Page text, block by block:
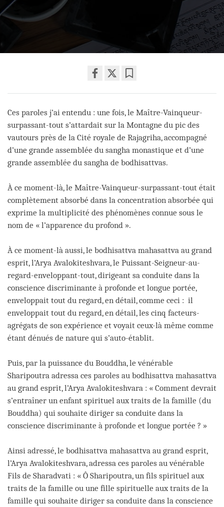
facebook
Ces paroles j’ai entendu : une fois, le Maître-Vainqueur-
surpassant-tout s’attardait sur la Montagne du pic des
vautours près de la Cité royale de Rajagriha, accompagné
d’une grande assemblée du sangha monastique et d’une
grande assemblée du sangha de bodhisattvas.
À ce moment-là, le Maître-Vainqueur-surpassant-tout était
complètement absorbé dans la concentration absorbée qui
exprime la multiplicité des phénomènes connue sous le
nom de « l’apparence du profond ».
À ce moment-là aussi, le bodhisattva mahasattva au grand
esprit, l’Arya Avalokiteshvara, le Puissant-Seigneur-au-
regard-enveloppant-tout, dirigeant sa conduite dans la
conscience discriminante à profonde et longue portée,
enveloppait tout du regard, en détail, comme ceci : il
enveloppait tout du regard, en détail, les cinq facteurs-
agrégats de son expérience et voyait ceux-là même comme
étant dénués de nature qui s’auto-établit.
Puis, par la puissance du Bouddha, le vénérable
Sharipoutra adressa ces paroles au bodhisattva mahasattva
au grand esprit, l’Arya Avalokiteshvara : « Comment devrait
s’entraîner un enfant spirituel aux traits de la famille (du
Bouddha) qui souhaite diriger sa conduite dans la
conscience discriminante à profonde et longue portée ? »
Ainsi adressé, le bodhisattva mahasattva au grand esprit,
l’Arya Avalokiteshvara, adressa ces paroles au vénérable
Fils de Sharadvati : « Ô Sharipoutra, un fils spirituel aux
traits de la famille ou une fille spirituelle aux traits de la
famille qui souhaite diriger sa conduite dans la conscience